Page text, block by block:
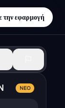
την εφαρμογή
ΝΈΟ